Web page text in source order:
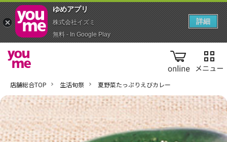
online
店舗総合TOP 生活旬祭 夏野菜たっぷりえびカレー
ゆめアプ‪リ‬
株式会社イズミ
無料 - In Google Play
詳細